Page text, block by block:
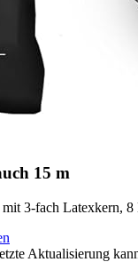
15 m
mit 3-fach
Aktualisierung